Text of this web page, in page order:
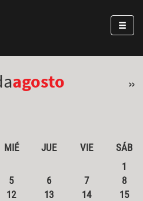
agosto »
MIÉ JUE VIE
SÁB
1
5 6 7
8
12 13 14
15